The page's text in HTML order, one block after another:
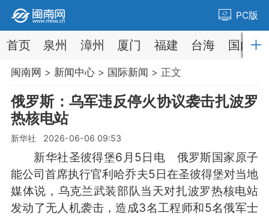
PC版
首页 泉州 漳州 厦门 福建 台海 国内
闽南网 > 新闻中心> 国际新闻 > 正文
俄罗斯：乌军违反停火协议袭击扎波罗
热核电站
新华社 2026-06-06 09:53
新华社圣彼得堡6月5日电 俄罗斯国家原子
能公司首席执行官利哈乔夫5日在圣彼得堡对当地
媒体说，乌克兰武装部队当天对扎波罗热核电站
发动了无人机袭击，造成3名工程师和5名俄军士